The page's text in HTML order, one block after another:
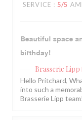
SERVICE : 5/5
Beautiful space
birthday!
Brasserie Lipp
Hello Pritchard,
into such a
Brasserie Lipp team!